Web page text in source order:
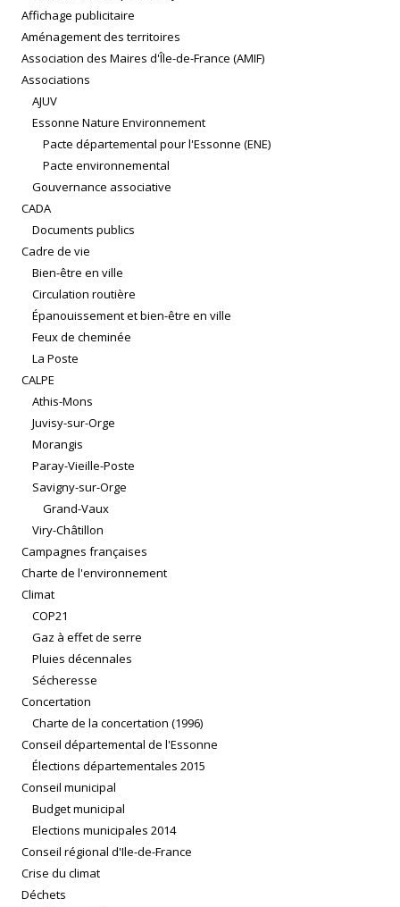
Affichage publicitaire
Aménagement des territoires
Association des Maires d'Île-de-France (AMIF)
Associations
AJUV
Essonne Nature Environnement
Pacte départemental pour l'Essonne (ENE)
Pacte environnemental
Gouvernance associative
CADA
Documents publics
Cadre de vie
Bien-être en ville
Circulation routière
Épanouissement et bien-être en ville
Feux de cheminée
La Poste
CALPE
Athis-Mons
Juvisy-sur-Orge
Morangis
Paray-Vieille-Poste
Savigny-sur-Orge
Grand-Vaux
Viry-Châtillon
Campagnes françaises
Charte de l'environnement
Climat
COP21
Gaz à effet de serre
Pluies décennales
Sécheresse
Concertation
Charte de la concertation (1996)
Conseil départemental de l'Essonne
Élections départementales 2015
Conseil municipal
Budget municipal
Elections municipales 2014
Conseil régional d'Ile-de-France
Crise du climat
Déchets